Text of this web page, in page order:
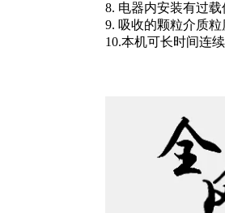
8. 电器内安装有过
9. 吸收的颗粒介质
10.本机可长时间连